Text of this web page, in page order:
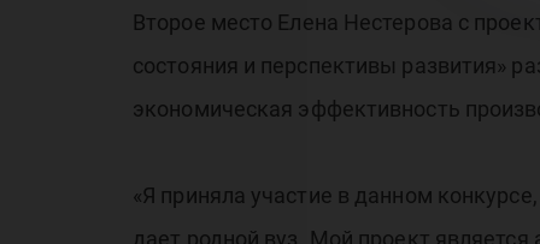
Второе место Елена Нестерова с
состояния и перспективы развития»
экономическая эффективность
«Я приняла участие в данном
дает родной вуз. Мой проект